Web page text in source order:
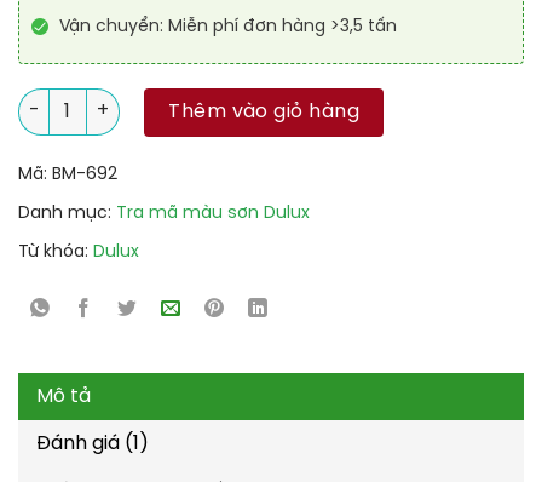
Vận chuyển: Miễn phí đơn hàng >3,5 tấn
31RR 21/462 + Mã Sơn Dulux (Màu Zingy Pink) số lượng
Thêm vào giỏ hàng
Mã: BM-692
Danh mục: Tra mã màu sơn Dulux
Từ khóa: Dulux
Mô tả
Đánh giá (1)